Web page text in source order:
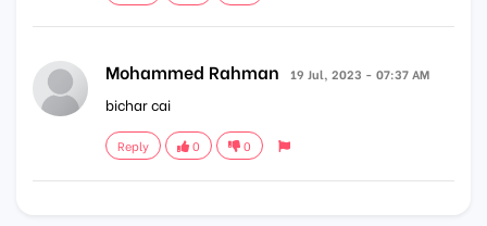
Mohammed Rahman 19 Jul, 2023 - 07:37 AM
bichar cai
Reply 0 0